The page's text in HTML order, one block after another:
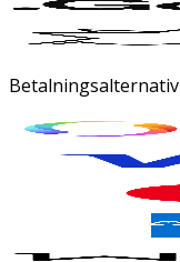
Betalningsalternativ